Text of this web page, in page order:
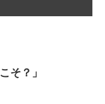
そ？」